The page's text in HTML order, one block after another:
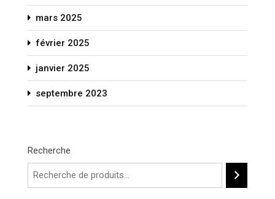
mars 2025
février 2025
janvier 2025
septembre 2023
Recherche